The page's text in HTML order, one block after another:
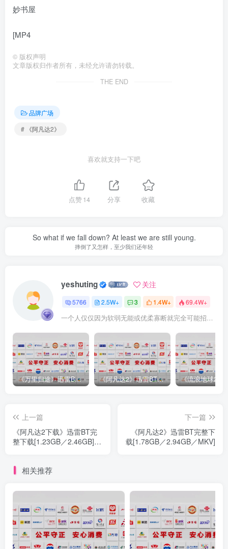
妙书屋
[MP4
© 版权声明
文章版权归作者所有，未经允许请勿转载。
THE END
品牌广场
# 《阿凡达2》
喜欢就支持一下吧
点赞14 分享 收藏
So what if we fall down? At least we are still young.
摔倒了又怎样，至少我们还年轻
yeshuting 关注
5766 2.5W+ 3 1.4W+ 69.4W+
一个人仅仅因为软弱无能或优柔寡断就完全可能招致痛苦
《万里归途》迅雷BT完整下载[mp3／3.14GB／2.15GB 《阿凡达2》迅雷BT完整下载[MP4／3.12GB／5.35GB]中
上一篇
《阿凡达2下载》迅雷BT完
整下载[1.23GB／2.46GB]高
下一篇
《阿凡达2》迅雷BT完整下
载[1.78GB／2.94GB／MKV]
相关推荐